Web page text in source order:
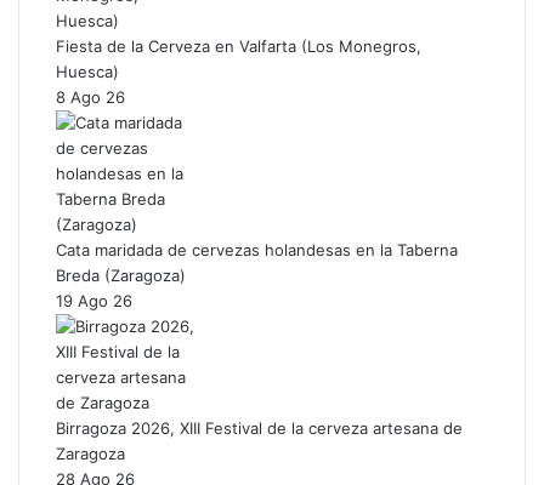
Fiesta de la Cerveza en Valfarta (Los Monegros,
Huesca)
8 Ago 26
Cata maridada de cervezas holandesas en la Taberna
Breda (Zaragoza)
19 Ago 26
Birragoza 2026, XIII Festival de la cerveza artesana de
Zaragoza
28 Ago 26